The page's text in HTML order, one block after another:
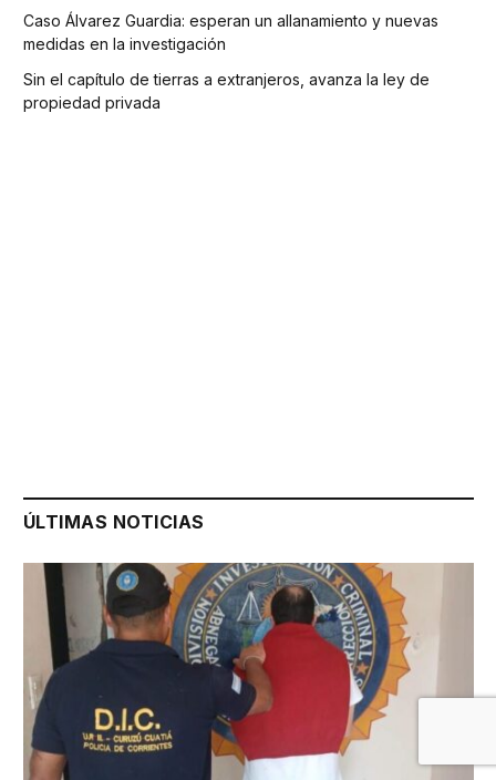
Caso Álvarez Guardia: esperan un allanamiento y nuevas
medidas en la investigación
Sin el capítulo de tierras a extranjeros, avanza la ley de
propiedad privada
ÚLTIMAS NOTICIAS